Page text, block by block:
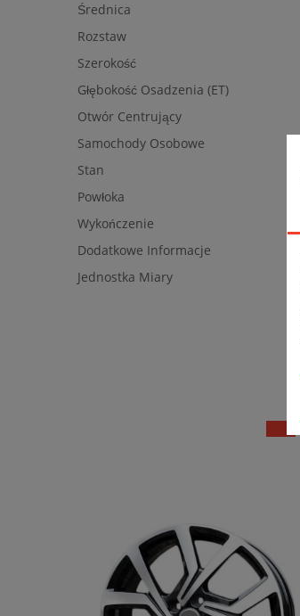
Średnica
Rozstaw
Szerokość
Głębokość Osadzenia (ET)
Otwór Centrujący
Samochody Osobowe
Stan
Powłoka
Wykończenie
Dodatkowe Informacje
Jednostka Miary